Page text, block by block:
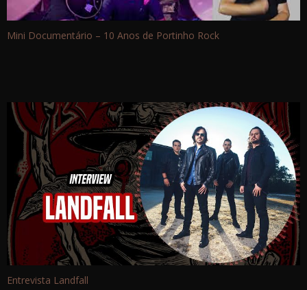
Mini Documentário – 10 Anos de Portinho Rock
Entrevista Landfall